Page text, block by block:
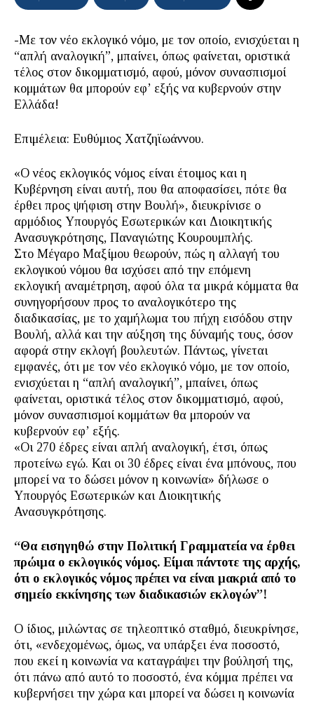
-Με τον νέο εκλογικό νόμο, με τον οποίο, ενισχύεται η
“απλή αναλογική”, μπαίνει, όπως φαίνεται, οριστικά
τέλος στον δικομματισμό, αφού, μόνον συνασπισμοί
κομμάτων θα μπορούν εφ’ εξής να κυβερνούν στην
Ελλάδα!
Επιμέλεια: Ευθύμιος Χατζηϊωάννου.
«Ο νέος εκλογικός νόμος είναι έτοιμος και η
Κυβέρνηση είναι αυτή, που θα αποφασίσει, πότε θα
έρθει προς ψήφιση στην Βουλή», διευκρίνισε ο
αρμόδιος Υπουργός Εσωτερικών και Διοικητικής
Ανασυγκρότησης, Παναγιώτης Κουρουμπλής.
Στο Μέγαρο Μαξίμου θεωρούν, πώς η αλλαγή του
εκλογικού νόμου θα ισχύσει από την επόμενη
εκλογική αναμέτρηση, αφού όλα τα μικρά κόμματα θα
συνηγορήσουν προς το αναλογικότερο της
διαδικασίας, με το χαμήλωμα του πήχη εισόδου στην
Βουλή, αλλά και την αύξηση της δύναμής τους, όσον
αφορά στην εκλογή βουλευτών. Πάντως, γίνεται
εμφανές, ότι με τον νέο εκλογικό νόμο, με τον οποίο,
ενισχύεται η “απλή αναλογική”, μπαίνει, όπως
φαίνεται, οριστικά τέλος στον δικομματισμό, αφού,
μόνον συνασπισμοί κομμάτων θα μπορούν να
κυβερνούν εφ’ εξής.
«Οι 270 έδρες είναι απλή αναλογική, έτσι, όπως
προτείνω εγώ. Και οι 30 έδρες είναι ένα μπόνους, που
μπορεί να το δώσει μόνον η κοινωνία» δήλωσε ο
Υπουργός Εσωτερικών και Διοικητικής
Ανασυγκρότησης.
“Θα εισηγηθώ στην Πολιτική Γραμματεία να έρθει
πρώιμα ο εκλογικός νόμος. Είμαι πάντοτε της αρχής,
ότι ο εκλογικός νόμος πρέπει να είναι μακριά από το
σημείο εκκίνησης των διαδικασιών εκλογών”!
Ο ίδιος, μιλώντας σε τηλεοπτικό σταθμό, διευκρίνησε,
ότι, «ενδεχομένως, όμως, να υπάρξει ένα ποσοστό,
που εκεί η κοινωνία να καταγράψει την βούλησή της,
ότι πάνω από αυτό το ποσοστό, ένα κόμμα πρέπει να
κυβερνήσει την χώρα και μπορεί να δώσει η κοινωνία